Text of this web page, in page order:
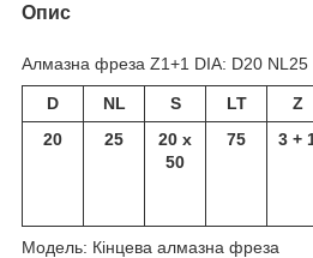
Опис
Алмазна фреза Z1+1 DIA: D20 NL25
D NL S LT Z
20
25
20 x
50
75 3 +
Модель: Кінцева алмазна фреза